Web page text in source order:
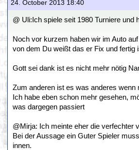
24. October 2013 18:40
@ Uli:Ich spiele seit 1980 Turniere und
Noch vor kurzem haben wir im Auto
von dem Du weißt das er Fix und fertig
Gott sei dank ist es nicht mehr nötig
Zum anderen ist es was anderes
Ich habe eben schon mehr gesehen,
was dargegen passiert
@Mirja: Ich meinte eher die verfechter
Bei der Aussage ein Guter Spieler
innen.